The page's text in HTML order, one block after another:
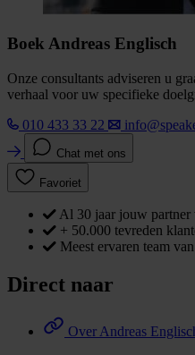
Boek Andreas Englisch
Onze consultants adviseren u
verhaal voor uw specifieke
010 433 33 22
Chat met ons
Favoriet
Al 30 jaar jouw partner
+ 50.000 tevreden
Meest ervaren team
Direct naar
Over Andreas